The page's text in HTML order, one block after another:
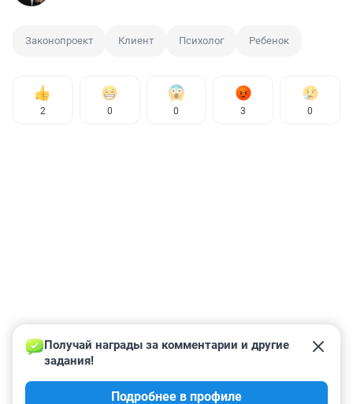
Законопроект Клиент Психолог Ребенок
2 0 0 3 0
Получай награды за комментарии и другие
задания!
Подробнее в профиле